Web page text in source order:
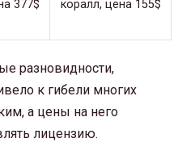
разновидности,
к гибели многих
а цены на него
лицензию.